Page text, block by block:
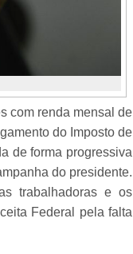
com renda mensal de
do Imposto de
de forma progressiva
do presidente.
trabalhadoras e os
Federal pela falta